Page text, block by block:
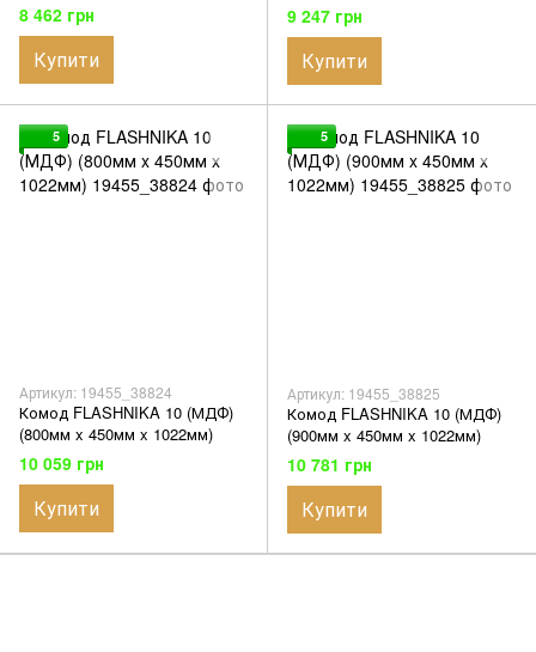
8 462 грн
Купити
9 247 грн
Купити
5
Артикул: 19455_38824
Комод FLASHNIKA 10 (МДФ)
(800мм x 450мм x 1022мм)
10 059 грн
Купити
5
Артикул: 19455_38825
Комод FLASHNIKA 10 (МДФ)
(900мм x 450мм x 1022мм)
10 781 грн
Купити